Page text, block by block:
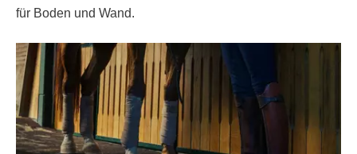
für Boden und Wand.